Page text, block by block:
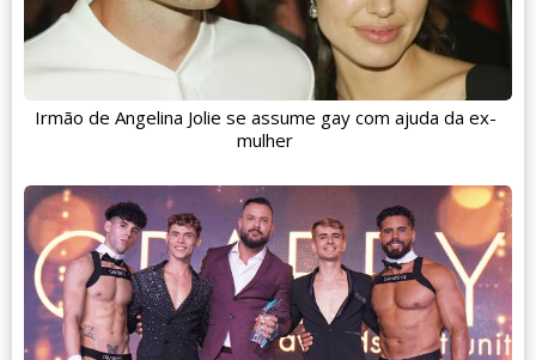
Irmão de Angelina Jolie se assume gay com ajuda da ex-
mulher